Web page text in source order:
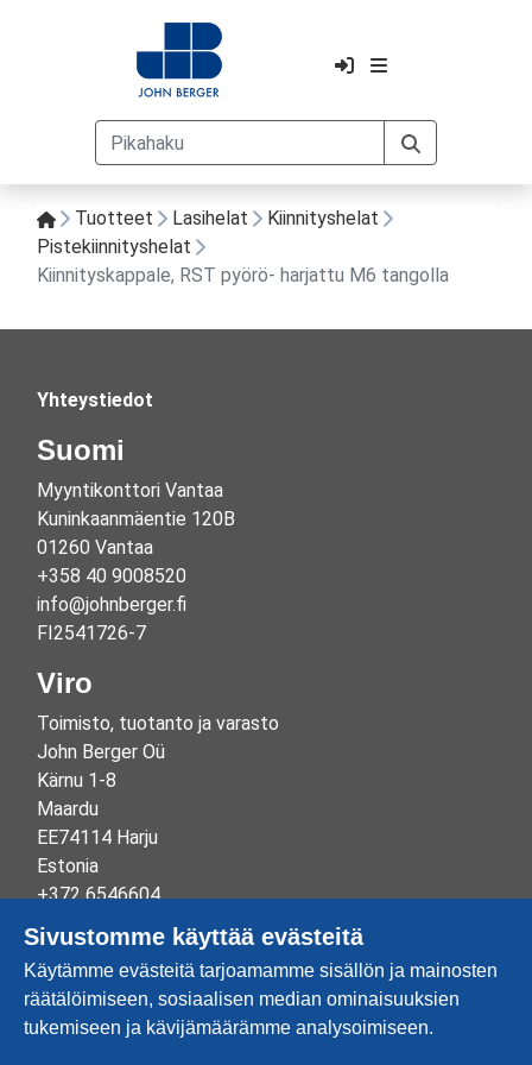
Tuotteet Lasihelat
Kiinnityshelat
Pistekiinnityshelat
Kiinnityskappale, RST pyörö- harjattu M6 tangolla
Yhteystiedot
Suomi
Myyntikonttori Vantaa
Kuninkaanmäentie 120B
01260 Vantaa
+358 40 9008520
info@johnberger.fi
FI2541726-7
Viro
Toimisto, tuotanto ja varasto
John Berger Oü
Kärnu 1-8
Maardu
EE74114 Harju
Estonia
+372 6546604
info@johnberger.ee
Reg.nr 10265834
EE100332513
Sivustomme käyttää evästeitä
Käytämme evästeitä tarjoamamme sisällön ja mainosten
räätälöimiseen, sosiaalisen median ominaisuuksien
tukemiseen ja kävijämäärämme analysoimiseen.